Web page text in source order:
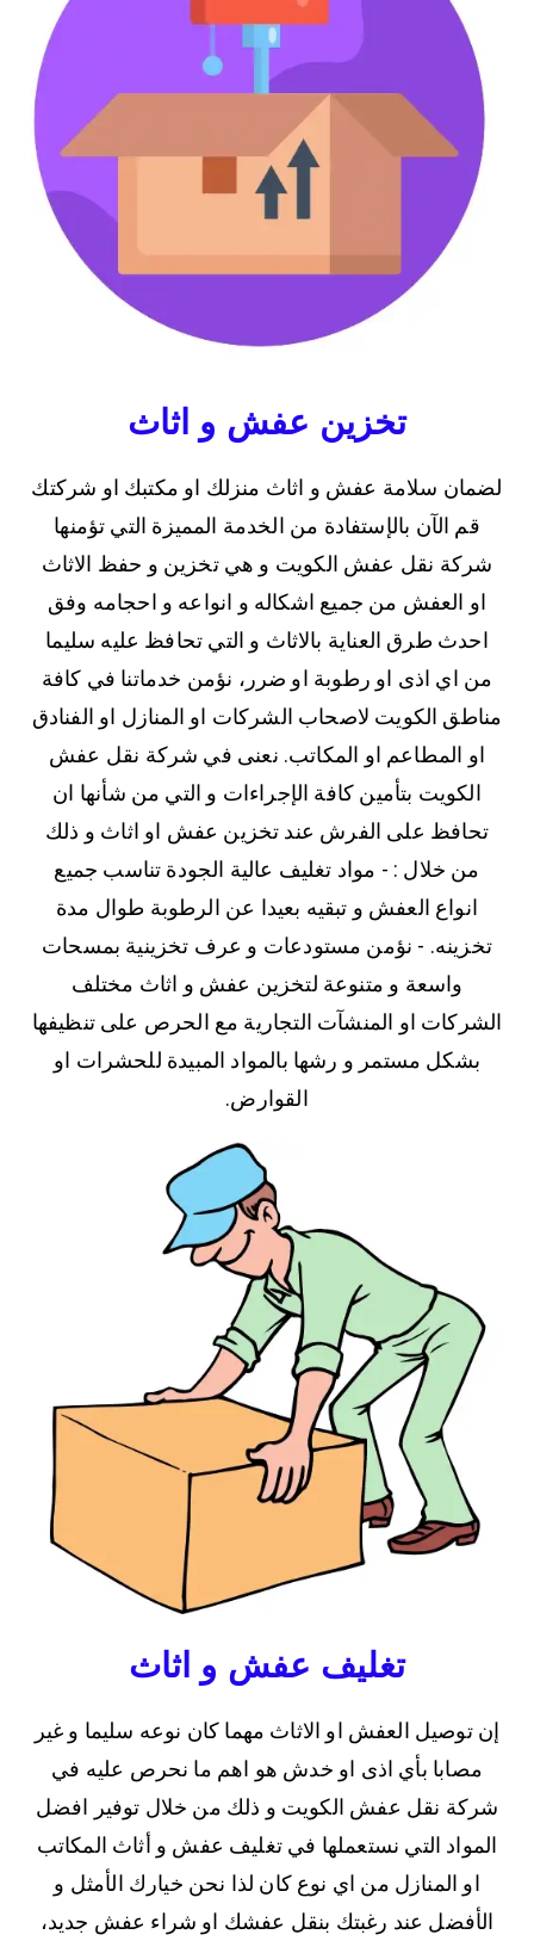
تخزين عفش و اثاث
لضمان سلامة عفش و اثاث منزلك او مكتبك او شركتك
قم الآن بالإستفادة من الخدمة المميزة التي تؤمنها
شركة نقل عفش الكويت و هي تخزين و حفظ الاثاث
او العفش من جميع اشكاله و انواعه و احجامه وفق
احدث طرق العناية بالاثاث و التي تحافظ عليه سليما
من اي اذى او رطوبة او ضرر، نؤمن خدماتنا في كافة
مناطق الكويت لاصحاب الشركات او المنازل او الفنادق
او المطاعم او المكاتب. نعنى في شركة نقل عفش
الكويت بتأمين كافة الإجراءات و التي من شأنها ان
تحافظ على الفرش عند تخزين عفش او اثاث و ذلك
من خلال : - مواد تغليف عالية الجودة تناسب جميع
انواع العفش و تبقيه بعيدا عن الرطوبة طوال مدة
تخزينه. - نؤمن مستودعات و عرف تخزينية بمسحات
واسعة و متنوعة لتخزين عفش و اثاث مختلف
الشركات او المنشآت التجارية مع الحرص على تنظيفها
بشكل مستمر و رشها بالمواد المبيدة للحشرات او
القوارض.
تغليف عفش و اثاث
إن توصيل العفش او الاثاث مهما كان نوعه سليما و غير
مصابا بأي اذى او خدش هو اهم ما نحرص عليه في
شركة نقل عفش الكويت و ذلك من خلال توفير افضل
المواد التي نستعملها في تغليف عفش و أثاث المكاتب
او المنازل من اي نوع كان لذا نحن خيارك الأمثل و
الأفضل عند رغبتك بنقل عفشك او شراء عفش جديد،